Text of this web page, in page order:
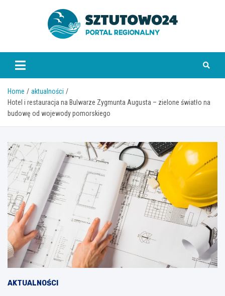
www.sztutowo24.pl
Home
aktualności
Hotel i restauracja na Bulwarze Zygmunta Augusta – zielone światło na
budowę od wojewody pomorskiego
AKTUALNOŚCI